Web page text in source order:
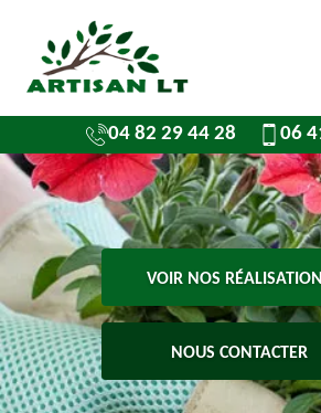
04 82 29 44 28 06
VOIR NOS
NOUS CONTACTER